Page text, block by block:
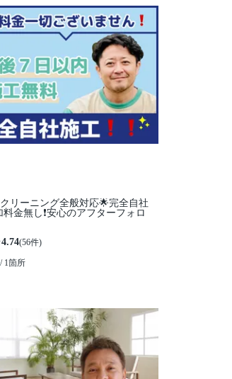
リーニング全般対応🌟完全自社
料金無し❗️安心のアフターフォロ
4.74(56件)
/ 1箇所